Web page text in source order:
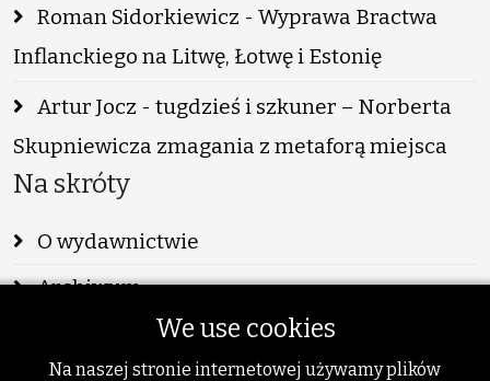
Roman Sidorkiewicz - Wyprawa Bractwa
Inflanckiego na Litwę, Łotwę i Estonię
Artur Jocz - tugdzieś i szkuner – Norberta
Skupniewicza zmagania z metaforą miejsca
Na skróty
O wydawnictwie
Archiwum
We use cookies
Na naszej stronie internetowej używamy plików